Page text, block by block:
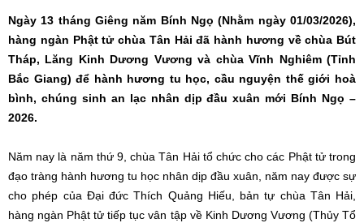
Ngày 13 tháng Giêng năm Bính Ngọ (Nhằm ngày 01/03/2026),
hàng ngàn Phật tử chùa Tân Hải đã hành hương về chùa Bút
Tháp, Lăng Kinh Dương Vương và chùa Vĩnh Nghiêm (Tỉnh
Bắc Giang) để hành hương tu học, cầu nguyện thế giới hoà
bình, chúng sinh an lạc nhân dịp đầu xuân mới Bính Ngọ –
2026.
Năm nay là năm thứ 9, chùa Tân Hải tổ chức cho các Phật tử trong
đạo tràng hành hương tu học nhân dịp đầu xuân, năm nay được sự
cho phép của Đại đức Thích Quảng Hiếu, bản tự chùa Tân Hải,
hàng ngàn Phật tử tiếp tục vân tập về Kinh Dương Vương (Thủy Tổ